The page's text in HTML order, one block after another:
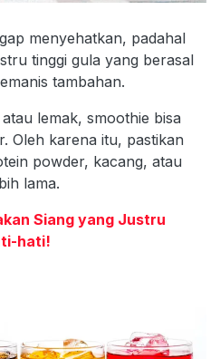
menyehatkan, padahal
tinggi gula yang berasal
tambahan.
lemak, smoothie bisa
Oleh karena itu, pastikan
powder, kacang, atau
lama.
Siang yang Justru
hati!